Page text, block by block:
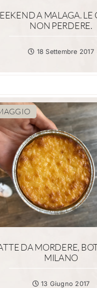
A MALAGA. LE
NON PERDERE.
18 Settembre 2017
DA MORDERE,
MILANO
13 Giugno 2017